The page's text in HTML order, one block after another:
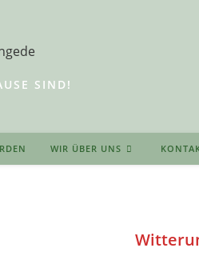
SIND!
WIR ÜBER UNS